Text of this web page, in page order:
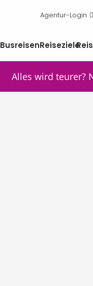
Agentur-Login
BusreisenReiseziele
Alles wird teurer?